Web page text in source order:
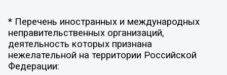
* Перечень иностранных и международных
неправительственных организаций,
деятельность которых признана
нежелательной на территории Российской
Федерации: